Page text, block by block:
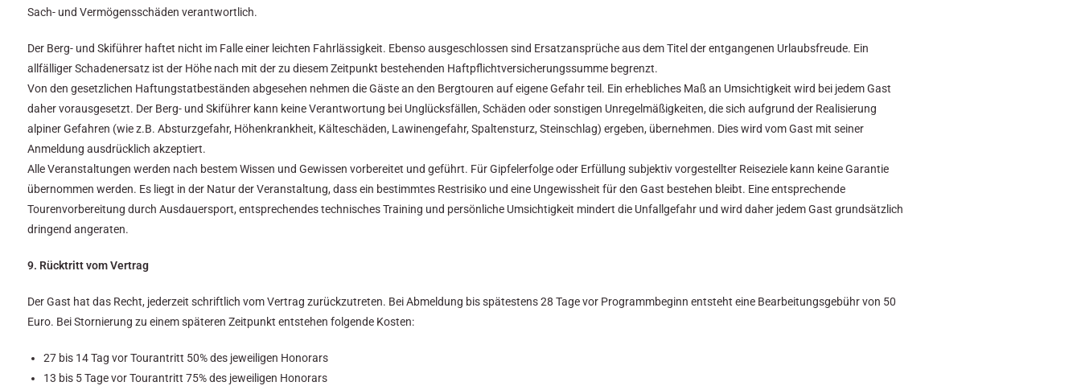
Sach- und Vermögensschäden verantwortlich.
Der Berg- und Skiführer haftet nicht im Falle einer leichten Fahrlässigkeit. Ebenso ausgeschlossen sind Ersatzansprüche aus dem Titel der entgangenen Urlaubsfreude. Ein
allfälliger Schadenersatz ist der Höhe nach mit der zu diesem Zeitpunkt bestehenden Haftpflichtversicherungssumme begrenzt.
Von den gesetzlichen Haftungstatbeständen abgesehen nehmen die Gäste an den Bergtouren auf eigene Gefahr teil. Ein erhebliches Maß an Umsichtigkeit wird bei jedem Gast
daher vorausgesetzt. Der Berg- und Skiführer kann keine Verantwortung bei Unglücksfällen, Schäden oder sonstigen Unregelmäßigkeiten, die sich aufgrund der Realisierung
alpiner Gefahren (wie z.B. Absturzgefahr, Höhenkrankheit, Kälteschäden, Lawinengefahr, Spaltensturz, Steinschlag) ergeben, übernehmen. Dies wird vom Gast mit seiner
Anmeldung ausdrücklich akzeptiert.
Alle Veranstaltungen werden nach bestem Wissen und Gewissen vorbereitet und geführt. Für Gipfelerfolge oder Erfüllung subjektiv vorgestellter Reiseziele kann keine Garantie
übernommen werden. Es liegt in der Natur der Veranstaltung, dass ein bestimmtes Restrisiko und eine Ungewissheit für den Gast bestehen bleibt. Eine entsprechende
Tourenvorbereitung durch Ausdauersport, entsprechendes technisches Training und persönliche Umsichtigkeit mindert die Unfallgefahr und wird daher jedem Gast grundsätzlich
dringend angeraten.
9. Rücktritt vom Vertrag
Der Gast hat das Recht, jederzeit schriftlich vom Vertrag zurückzutreten. Bei Abmeldung bis spätestens 28 Tage vor Programmbeginn entsteht eine Bearbeitungsgebühr von 50
Euro. Bei Stornierung zu einem späteren Zeitpunkt entstehen folgende Kosten:
27 bis 14 Tag vor Tourantritt 50% des jeweiligen Honorars
13 bis 5 Tage vor Tourantritt 75% des jeweiligen Honorars